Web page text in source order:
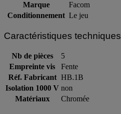
Marque
Facom
Conditionnement Le jeu
Caractéristiques techniques
Nb de pièces
5
Empreinte vis
Fente
Réf. Fabricant HB.1B
Isolation 1000 V non
Matériaux
Chromée